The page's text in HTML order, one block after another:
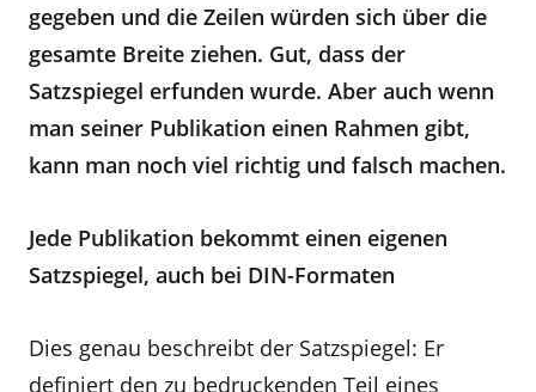
gegeben und die Zeilen würden sich über die
gesamte Breite ziehen. Gut, dass der
Satzspiegel erfunden wurde. Aber auch wenn
man seiner Publikation einen Rahmen gibt,
kann man noch viel richtig und falsch machen.
Jede Publikation bekommt einen eigenen
Satzspiegel, auch bei DIN-Formaten
Dies genau beschreibt der Satzspiegel: Er
definiert den zu bedruckenden Teil eines